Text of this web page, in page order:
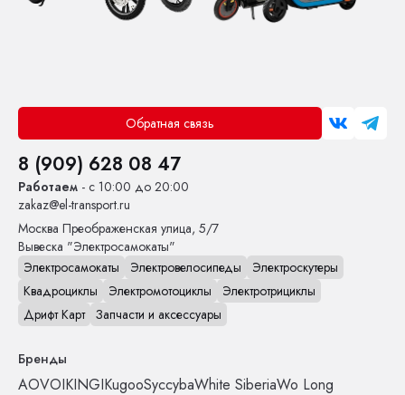
Обратная связь
8 (909) 628 08 47
Работаем - с 10:00 до 20:00
zakaz@el-transport.ru
Москва Преображенская улица, 5/7
Вывеска "Электросамокаты"
Электросамокаты
Электровелосипеды
Электроскутеры
Квадроциклы
Электромотоциклы
Электротрициклы
Дрифт Карт Запчасти и аксессуары
Бренды
AOVOIKINGIKugooSyccybaWhite SiberiaWo Long